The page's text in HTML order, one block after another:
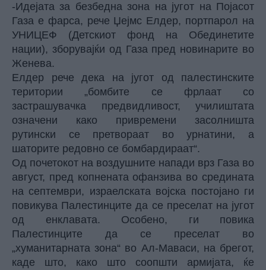
-Идејата за безбедна зона на југот на Појасот
Газа е фарса, рече Џејмс Елдер, портпарол на
УНИЦЕФ (Детскиот фонд на Обединетите
нации), зборувајќи од Газа пред новинарите во
Женева.
Елдер рече дека на југот од палестинските
територии „бомбите се фрлаат со
застрашувачка предвидливост, училиштата
означени како привремени засолништа
рутински се претвораат во урнатини, а
шаторите редовно се бомбардираат“.
Од почетокот на воздушните напади врз Газа во
август, пред копнената офанзива во средината
на септември, израелската војска постојано ги
повикува Палестинците да се преселат на југот
од енклавата. Особено, ги повика
Палестинците да се преселат во
„хуманитарната зона“ во Ал-Маваси, на брегот,
каде што, како што соопшти армијата, ќе